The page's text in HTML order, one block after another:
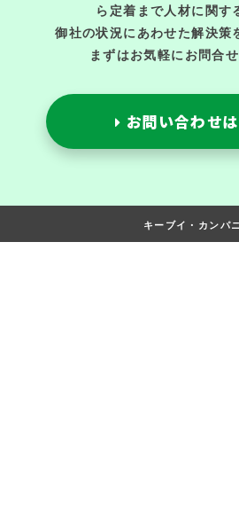
ら定着まで人材に関す
御社の状況にあわせた解決策
まずはお気軽にお問合せ
お問い合わせは
キーブイ・カン